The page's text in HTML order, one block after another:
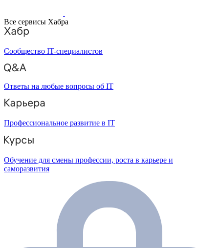
Все сервисы Хабра
Сообщество IT-специалистов
Ответы на любые вопросы об IT
Профессиональное развитие в IT
Обучение для смены профессии, роста в карьере и
саморазвития